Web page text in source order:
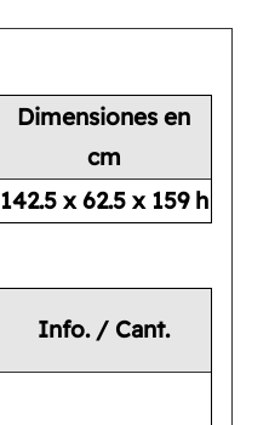
Dimensiones en
cm
142.5 x 62.5 x 159 h
Info. / Cant.